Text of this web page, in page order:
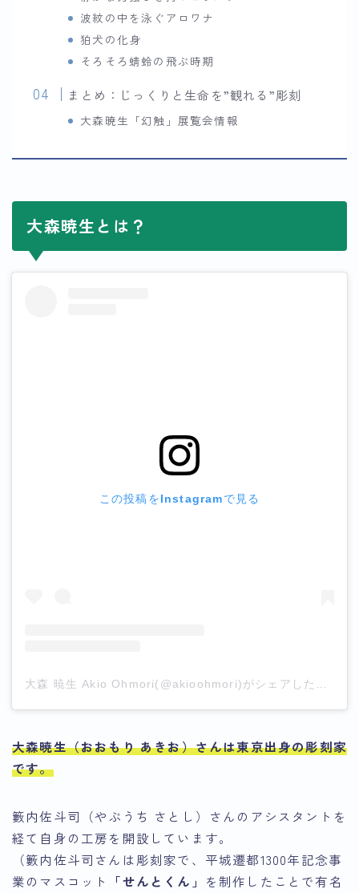
波紋の中を泳ぐアロワナ
狛犬の化身
そろそろ蜻蛉の飛ぶ時期
まとめ：じっくりと生命を”観れる”彫刻
大森暁生「幻触」展覧会情報
大森暁生とは？
この投稿をInstagramで見る
大森暁生（おおもり あきお）さんは東京出身の彫刻家
です。
籔内佐斗司（やぶうち さとし）さんのアシスタントを
経て自身の工房を開設しています。
（籔内佐斗司さんは彫刻家で、平城遷都1300年記念事
業のマスコット
「せんとくん」 を制作したことで有名